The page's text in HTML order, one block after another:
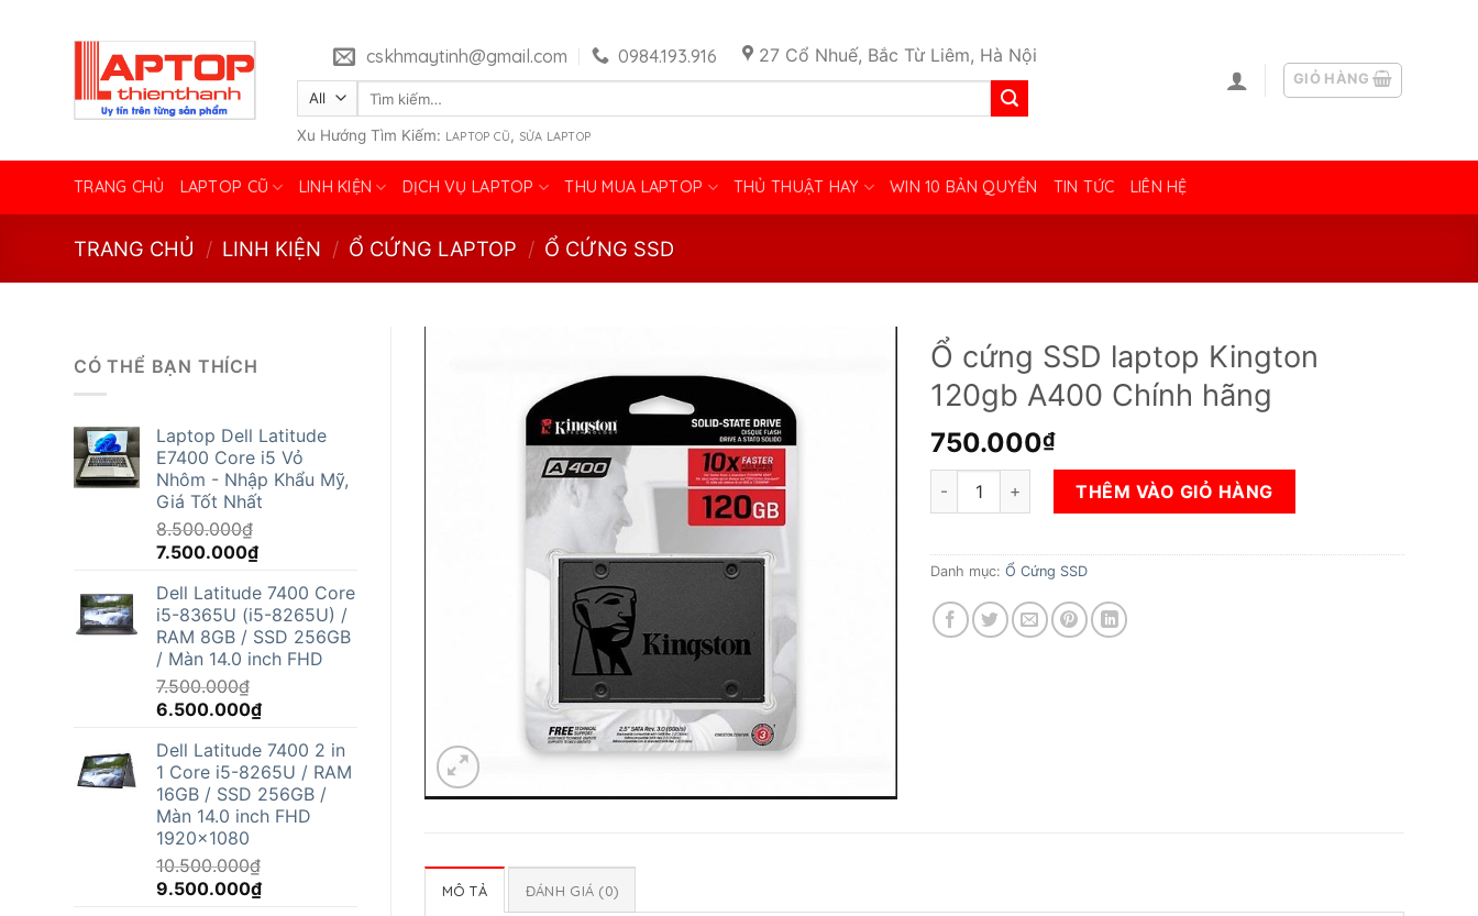
cskhmaytinh@gmail.com 0984.193.916 27 Cổ Nhuế, Bắc Từ Liêm, Hà Nội
Tìm
Xu Hướng Tìm Kiếm: LAPTOP CŨ, SỬA LAPTOP
GIỎ HÀNG
TRANG CHỦ LAPTOP CŨ LINH KIỆN DỊCH VỤ LAPTOP THU MUA LAPTOP THỦ THUẬT HAY WIN 10 BẢN QUYỀN TIN TỨC LIÊN HỆ
TRANG CHỦ / LINH KIỆN / Ổ CỨNG LAPTOP / Ổ CỨNG SSD
CÓ THỂ BẠN THÍCH
Laptop Dell Latitude
E7400 Core i5 Vỏ
Nhôm - Nhập Khẩu Mỹ,
Giá Tốt Nhất
8.500.000₫
Giá
là:
8.500.000₫.
7.500.000₫Giá
tại
là:
7.500.000₫.
Dell Latitude 7400 Core
i5-8365U (i5-8265U) /
RAM 8GB / SSD 256GB
/ Màn 14.0 inch FHD
7.500.000₫
Giá
là:
7.500.000₫.
6.500.000₫Giá
tại
là:
6.500.000₫.
Dell Latitude 7400 2 in
1 Core i5-8265U / RAM
16GB / SSD 256GB /
Màn 14.0 inch FHD
1920x1080
10.500.000₫
Giá
9.500.000₫Giá
Ổ cứng SSD laptop Kington
120gb A400 Chính hãng
750.000₫
Ổ cứng SSD laptop Kington 120gb A400 Chính hãng số lượng
THÊM VÀO GIỎ HÀNG
Danh mục:Ổ Cứng SSD
MÔ TẢ ĐÁNH GIÁ (0)